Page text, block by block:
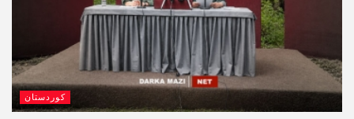
کوردستان